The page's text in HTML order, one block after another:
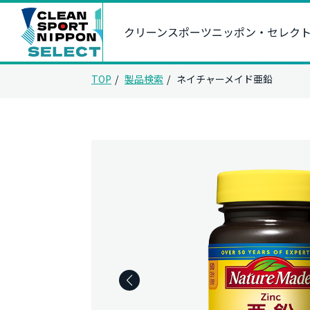
クリーンスポーツニッポン・セレク
TOP 製品検索 ネイチャーメイド亜鉛